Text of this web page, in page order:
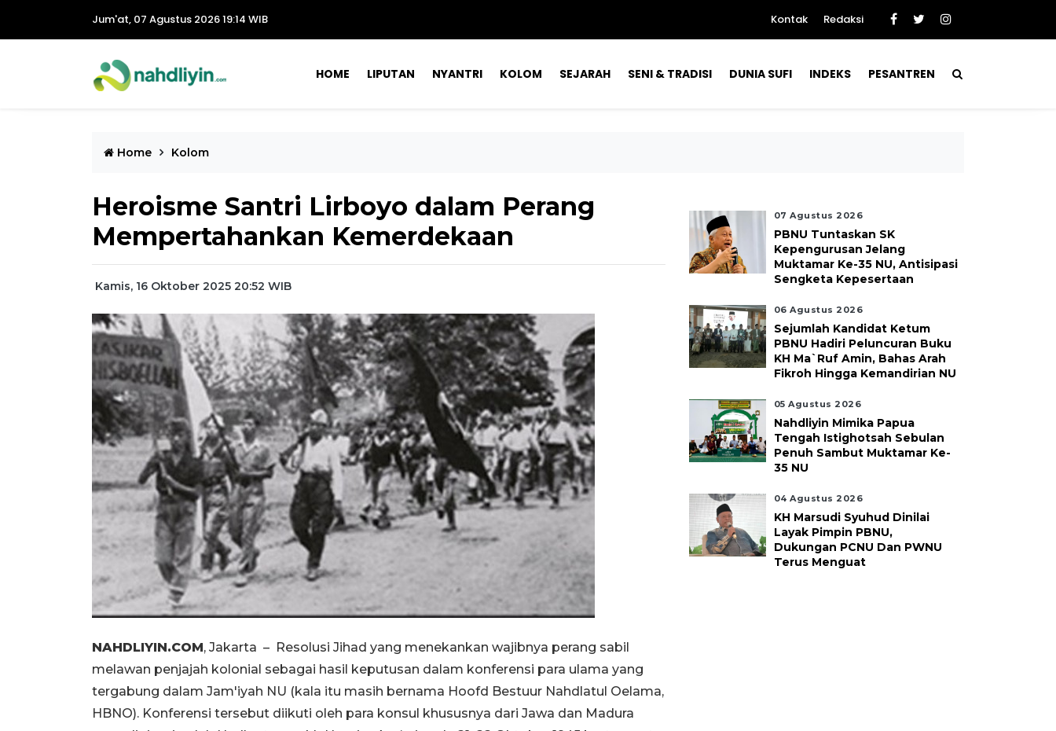
Jum'at, 07 Agustus 2026 19:14 WIB Kontak Redaksi
HOME LIPUTAN NYANTRI KOLOM SEJARAH SENI & TRADISI DUNIA SUFI INDEKS PESANTREN
Home Kolom
Heroisme Santri Lirboyo dalam Perang
Mempertahankan Kemerdekaan
Kamis, 16 Oktober 2025 20:52 WIB
NAHDLIYIN.COM, Jakarta – Resolusi Jihad yang menekankan wajibnya perang sabil
melawan penjajah kolonial sebagai hasil keputusan dalam konferensi para ulama yang
tergabung dalam Jam'iyah NU (kala itu masih bernama Hoofd Bestuur Nahdlatul Oelama,
HBNO). Konferensi tersebut diikuti oleh para konsul khususnya dari Jawa dan Madura
07 Agustus 2026
PBNU Tuntaskan SK
Kepengurusan Jelang
Muktamar Ke-35 NU, Antisipasi
Sengketa Kepesertaan
06 Agustus 2026
Sejumlah Kandidat Ketum
PBNU Hadiri Peluncuran Buku
KH Ma`ruf Amin, Bahas Arah
Fikroh Hingga Kemandirian NU
05 Agustus 2026
Nahdliyin Mimika Papua
Tengah Istighotsah Sebulan
Penuh Sambut Muktamar Ke-
35 NU
04 Agustus 2026
KH Marsudi Syuhud Dinilai
Layak Pimpin PBNU,
Dukungan PCNU Dan PWNU
Terus Menguat